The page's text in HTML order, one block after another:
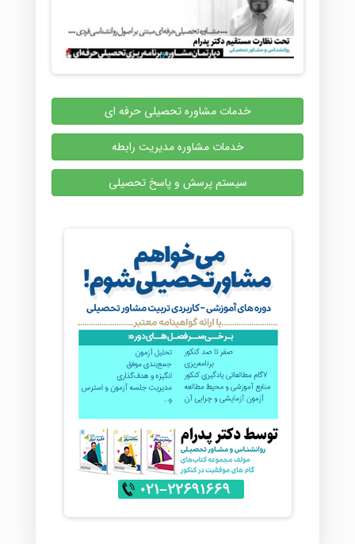
خدمات مشاوره تحصیلی حرفه ای
خدمات مشاوره مدیریت رابطه
سیستم پرسش و پاسخ تحصیلی